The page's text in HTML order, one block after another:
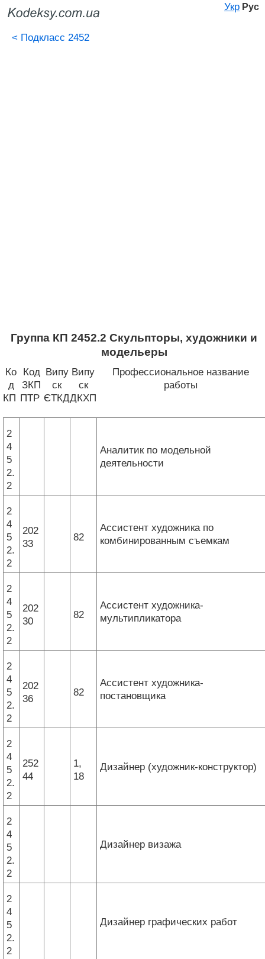
Укр Рус
< Подкласс 2452
Группа КП 2452.2 Скульпторы, художники и
модельеры
Ко
д
КП
Код
ЗКП
ПТР
Випу
ск
ЄТКД
Випу
ск
ДКХП
Профессиональное название
работы
2
4
5
2.
2
Аналитик по модельной
деятельности
2
4
5
2.
2
202
33
82
Ассистент художника по
комбинированным съемкам
2
4
5
2.
2
202
30
82
Ассистент художника-
мультипликатора
2
4
5
2.
2
202
36
82
Ассистент художника-
постановщика
2
4
5
2.
2
252
44
1,
18
Дизайнер (художник-конструктор)
2
4
5
2.
2
Дизайнер визажа
2
4
5
2.
2
Дизайнер графических работ